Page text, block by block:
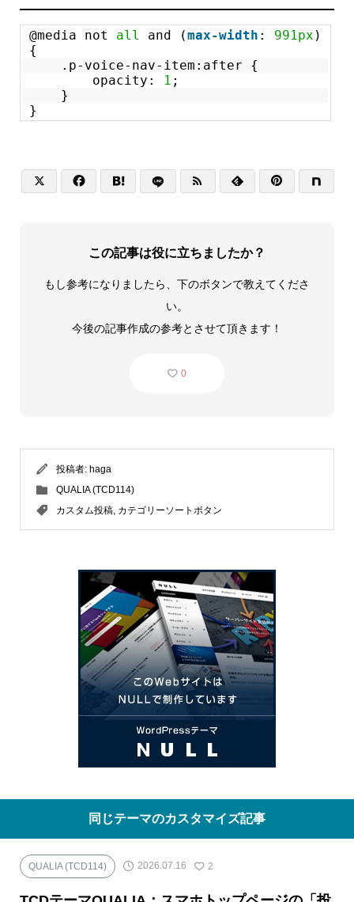
@media not all and (max-width : 991px )
{
.p-voice-nav-item:after {
opacity:
1 ;
}
}
     
この記事は役に立ちましたか？
もし参考になりましたら、下のボタンで教えてくださ
い。
今後の記事作成の参考とさせて頂きます！
0
投稿者: haga
QUALIA (TCD114)
カスタム投稿, カテゴリーソートボタン
同じテーマのカスタマイズ記事
QUALIA (TCD114) 2026.07.16 2